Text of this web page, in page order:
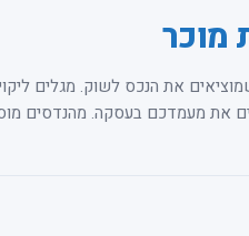
מוכר
את הנכס לשוק. מגלים
את מעמדכם בעסקה. מהנדסים